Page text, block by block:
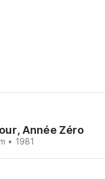
Année Zéro
• 1981